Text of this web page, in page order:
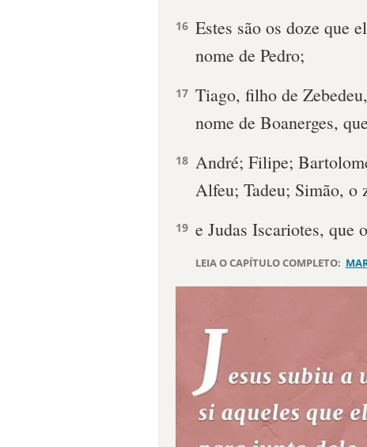
16 Estes são os doze que
nome de Pedro;
17 Tiago, filho de
nome de Boanerges,
18 André; Filipe;
Alfeu; Tadeu; Simão, o
19 e Judas Iscariotes, que
LEIA O CAPÍTULO COMPLETO: